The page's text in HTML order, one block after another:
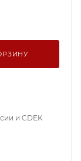
и CDEK